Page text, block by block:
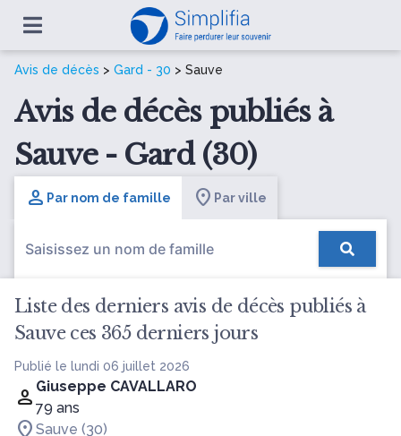
Avis de décès > Gard - 30 > Sauve
Avis de décès publiés à
Sauve - Gard (30)
Par nom de famille Par ville
Liste des derniers avis de décès publiés à
Sauve ces 365 derniers jours
Publié le lundi 06 juillet 2026
Giuseppe CAVALLARO
79 ans
Sauve (30)